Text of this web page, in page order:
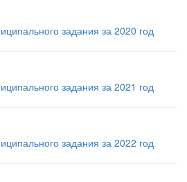
задания за 2020 год
задания за 2021 год
задания за 2022 год